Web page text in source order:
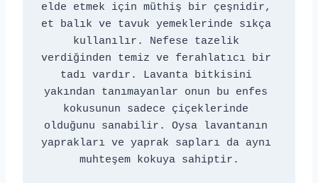
elde etmek için müthiş bir çeşnidir,
et balık ve tavuk yemeklerinde sıkça
kullanılır. Nefese tazelik
verdiğinden temiz ve ferahlatıcı bir
tadı vardır. Lavanta bitkisini
yakından tanımayanlar onun bu enfes
kokusunun sadece çiçeklerinde
olduğunu sanabilir. Oysa lavantanın
yaprakları ve yaprak sapları da aynı
muhteşem kokuya sahiptir.